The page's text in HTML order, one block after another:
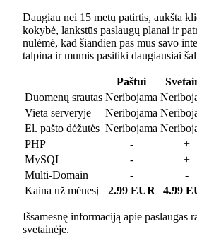
Daugiau nei 15 metų patirtis, aukšta
kokybė, lankstūs paslaugų planai ir
nulėmė, kad šiandien pas mus savo
talpina ir mumis pasitiki daugiausiai
Paštui
Duomenų srautas Neribojama
Vieta serveryje
Neribojama
El. pašto dėžutės Neribojama
PHP
- +
MySQL
- +
Multi-Domain
- -
Kaina už mėnesį
2.99 EUR 4.99
Išsamesnę informaciją apie paslaugas
svetainėje.